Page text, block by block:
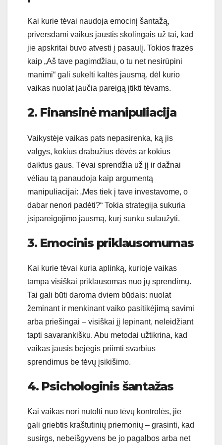
Kai kurie tėvai naudoja emocinį šantažą,
priversdami vaikus jaustis skolingais už tai, kad
jie apskritai buvo atvesti į pasaulį. Tokios frazės
kaip „Aš tave pagimdžiau, o tu net nesirūpini
manimi“ gali sukelti kaltės jausmą, dėl kurio
vaikas nuolat jaučia pareigą įtikti tėvams.
2. Finansinė manipuliacija
Vaikystėje vaikas pats nepasirenka, ką jis
valgys, kokius drabužius dėvės ar kokius
daiktus gaus. Tėvai sprendžia už jį ir dažnai
vėliau tą panaudoja kaip argumentą
manipuliacijai: „Mes tiek į tave investavome, o
dabar nenori padėti?“ Tokia strategija sukuria
įsipareigojimo jausmą, kurį sunku sulaužyti.
3. Emocinis priklausomumas
Kai kurie tėvai kuria aplinką, kurioje vaikas
tampa visiškai priklausomas nuo jų sprendimų.
Tai gali būti daroma dviem būdais: nuolat
žeminant ir menkinant vaiko pasitikėjimą savimi
arba priešingai – visiškai jį lepinant, neleidžiant
tapti savarankišku. Abu metodai užtikrina, kad
vaikas jausis bejėgis priimti svarbius
sprendimus be tėvų įsikišimo.
4. Psichologinis šantažas
Kai vaikas nori nutolti nuo tėvų kontrolės, jie
gali griebtis kraštutinių priemonių – grasinti, kad
susirgs, nebeišgyvens be jo pagalbos arba net